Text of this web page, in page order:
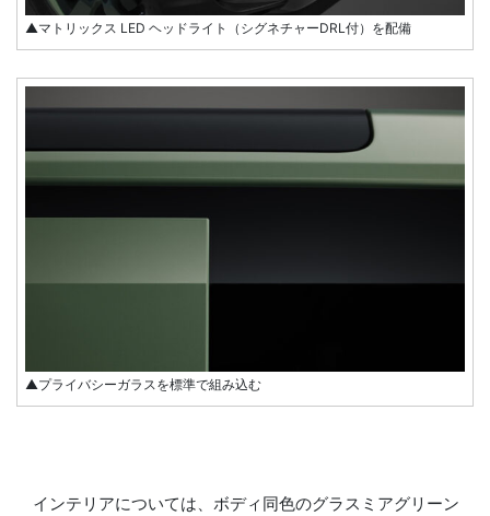
▲マトリックス LED ヘッドライト（シグネチャーDRL付）を配備
▲プライバシーガラスを標準で組み込む
インテリアについては、ボディ同色のグラスミアグリーン